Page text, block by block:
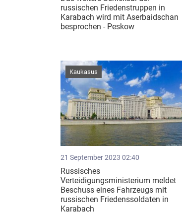
russischen Friedenstruppen in
Karabach wird mit Aserbaidschan
besprochen - Peskow
21 September 2023 02:40
Russisches
Verteidigungsministerium meldet
Beschuss eines Fahrzeugs mit
russischen Friedenssoldaten in
Karabach
Kaukasus